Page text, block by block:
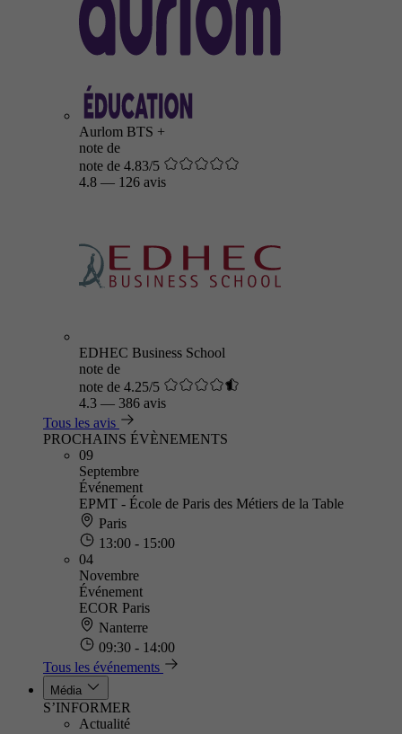
Aurlom BTS +
note de
note de 4.83/5
4.8 — 126 avis
EDHEC Business School
note de
note de 4.25/5
4.3 — 386 avis
Tous les avis
PROCHAINS ÉVÈNEMENTS
09
Septembre
Événement
EPMT - École de Paris des Métiers de la Table
Paris
13:00 - 15:00
04
Novembre
Événement
ECOR Paris
Nanterre
09:30 - 14:00
Tous les événements
Média
S’INFORMER
Actualité